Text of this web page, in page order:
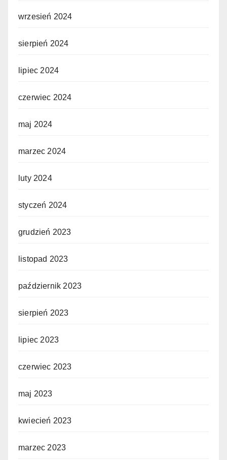
wrzesień 2024
sierpień 2024
lipiec 2024
czerwiec 2024
maj 2024
marzec 2024
luty 2024
styczeń 2024
grudzień 2023
listopad 2023
październik 2023
sierpień 2023
lipiec 2023
czerwiec 2023
maj 2023
kwiecień 2023
marzec 2023